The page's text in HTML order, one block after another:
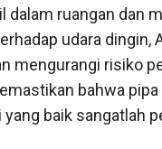
dalam ruangan dan
udara dingin,
mengurangi risiko
bahwa
baik sangatlah